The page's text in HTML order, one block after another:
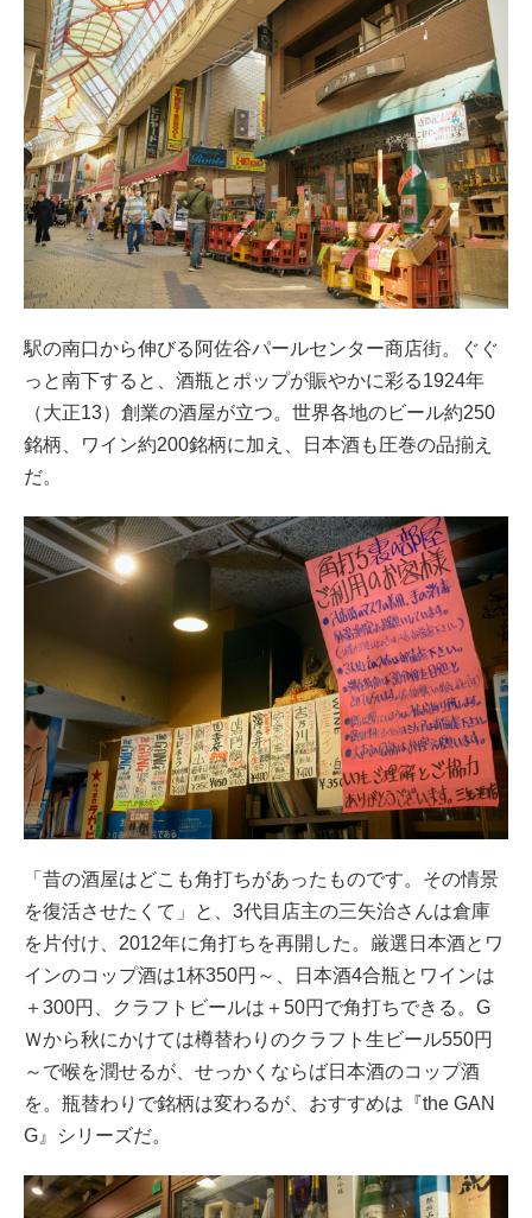
駅の南口から伸びる阿佐谷パールセンター商店街。ぐぐ
っと南下すると、酒瓶とポップが賑やかに彩る1924年
（大正13）創業の酒屋が立つ。世界各地のビール約250
銘柄、ワイン約200銘柄に加え、日本酒も圧巻の品揃え
だ。
「昔の酒屋はどこも角打ちがあったものです。その情景
を復活させたくて」と、3代目店主の三矢治さんは倉庫
を片付け、2012年に角打ちを再開した。厳選日本酒とワ
インのコップ酒は1杯350円～、日本酒4合瓶とワインは
＋300円、クラフトビールは＋50円で角打ちできる。G
Ｗから秋にかけては樽替わりのクラフト生ビール550円
～で喉を潤せるが、せっかくならば日本酒のコップ酒
を。瓶替わりで銘柄は変わるが、おすすめは『the GAN
G』シリーズだ。